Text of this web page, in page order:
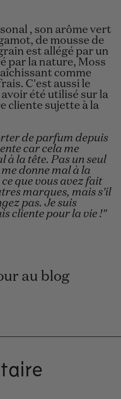
, son arôme vert
de mousse de
est allégé par un
par la nature, Moss
comme
C'est aussi le
été utilisé sur la
cliente sujette à la
de parfum depuis
car cela me
à la tête. Pas un seul
donne mal à la
ce que vous avez fait
marques, mais s'il
pas. Je suis
cliente pour la vie !"
au blog